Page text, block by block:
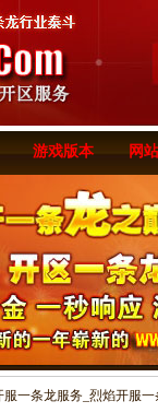
游戏版本 网
一条龙服务_烈焰开服一